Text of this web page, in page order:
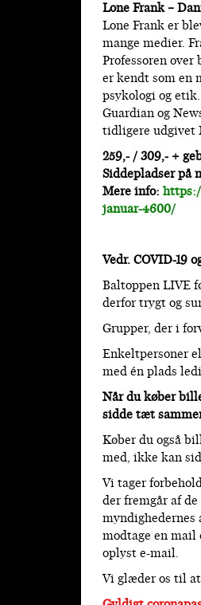
Lone Frank –
Lone Frank er
mange medier.
Professoren
er kendt som en
psykologi og
Guardian og
tidligere udgivet
259,- / 309,- +
Siddepladser på
Mere info:
januar-4600/
Vedr. COVID-19
Baltoppen LIVE
derfor trygt og
Grupper, der i
Enkeltpersoner
med én plads
Når du køber
sidde tæt
Køber du også
med, ikke kan
Vi tager
der fremgår af
modtage en
oplyst e-mail.
Vi glæder os til